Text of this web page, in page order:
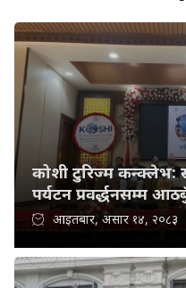
कोशी टुरिज्म कन्क्लेभ:
पर्यटन प्रवर्द्धनसम्म
आइतबार, असार १४, २०८३